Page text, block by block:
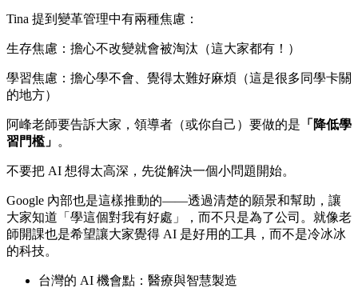
Tina 提到變革管理中有兩種焦慮：
生存焦慮：擔心不改變就會被淘汰（這大家都有！）
學習焦慮：擔心學不會、覺得太難好麻煩（這是很多同學卡關
的地方）
阿峰老師要告訴大家，領導者（或你自己）要做的是 「降低學
習門檻」 。
不要把 AI 想得太高深，先從解決一個小問題開始。
Google 內部也是這樣推動的——透過清楚的願景和幫助，讓
大家知道「學這個對我有好處」，而不只是為了公司。就像老
師開課也是希望讓大家覺得 AI 是好用的工具，而不是冷冰冰
的科技。
台灣的 AI 機會點：醫療與智慧製造